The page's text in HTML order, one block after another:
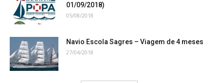
01/09/2018)
05/08/2018
Navio Escola Sagres – Viagem de 4 meses
27/04/2018